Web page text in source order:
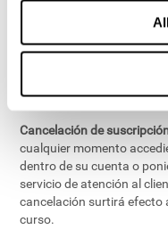
renovará
adicionales siempre y
usted la cancele o
Suscripción de acuerdo
menos que le indiquemos
comienzo de cada
Cancelación de
cualquier momento
dentro de su cuenta o
servicio de atención al
cancelación surtirá efecto
curso.